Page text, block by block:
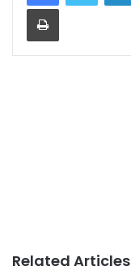
Print
Related Articles